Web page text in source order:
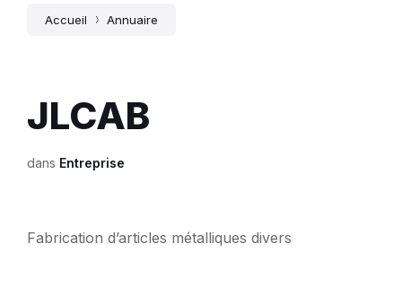
Accueil Annuaire
JLCAB
dans Entreprise
Fabrication d’articles métalliques divers